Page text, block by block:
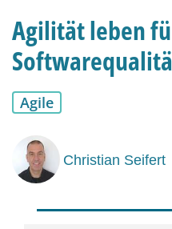
Agilität leben
Agile
Christian Seifert